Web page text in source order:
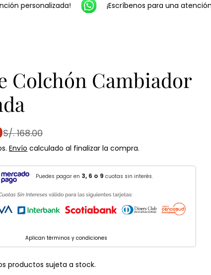
personalizada! ¡Escríbenos para una
Colchón Cambiador
S/. 168.00
Envío calculado al finalizar la compra.
Puedes pagar en 3, 6 o 9 cuotas sin interés.
Aplican términos y condiciones
productos sujeta a stock.